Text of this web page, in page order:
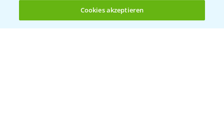
(noch 4)
Wetter AktuellCookies akzeptieren